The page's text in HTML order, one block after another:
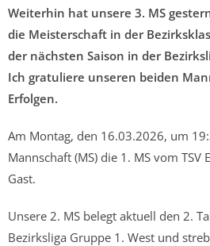
Weiterhin hat unsere 3. MS
die Meisterschaft in der
der nächsten Saison in der
Ich gratuliere unseren beiden
Erfolgen.
Am Montag, den 16.03.2026, um
Mannschaft (MS) die 1. MS vom TSV
Gast.
Unsere 2. MS belegt aktuell den 2.
Bezirksliga Gruppe 1. West und